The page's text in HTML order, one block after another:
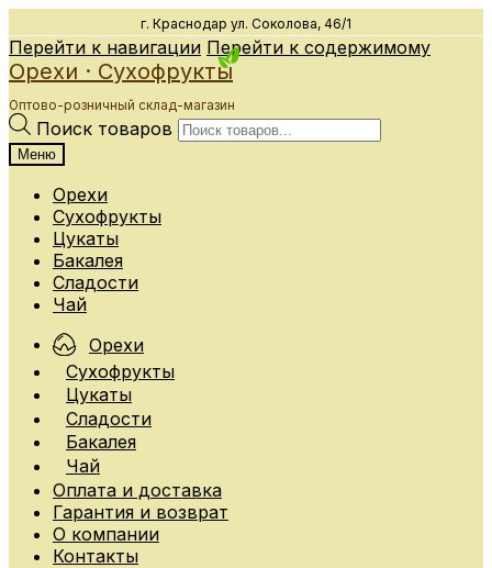
г. Краснодар ул. Соколова, 46/1
Перейти к навигации Перейти к содержимому
Орехи · Сухофрукты
Оптово-розничный склад-магазин
Поиск товаров
Меню
Орехи
Сухофрукты
Цукаты
Бакалея
Сладости
Чай
Орехи
Сухофрукты
Цукаты
Сладости
Бакалея
Чай
Оплата и доставка
Гарантия и возврат
О компании
Контакты